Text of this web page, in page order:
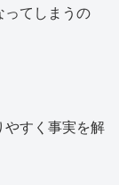
ってしまうの
すく事実を解